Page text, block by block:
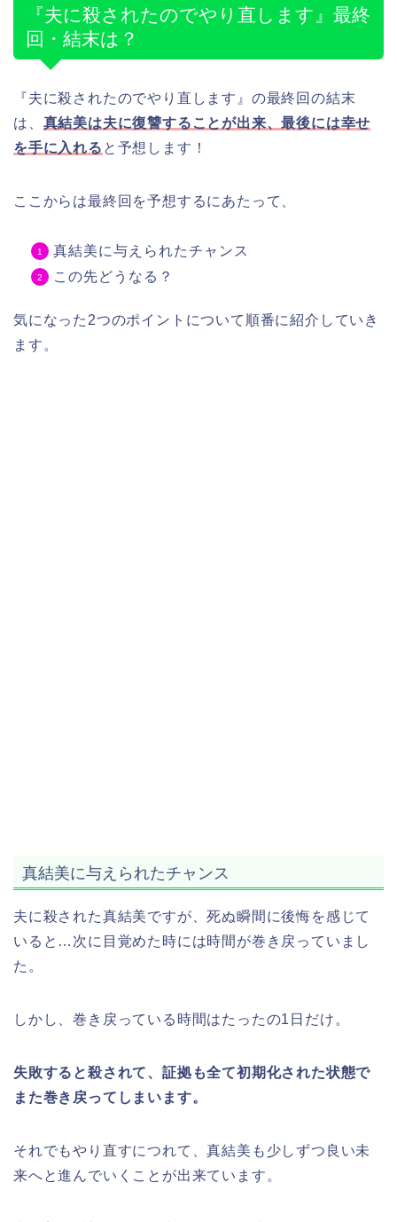
『夫に殺されたのでやり直します』最終
回・結末は？
『夫に殺されたのでやり直します』の最終回の結末
は、 真結美は夫に復讐することが出来、最後には幸せ
を手に入れる と予想します！
ここからは最終回を予想するにあたって、
真結美に与えられたチャンス
この先どうなる？
気になった2つのポイントについて順番に紹介していき
ます。
真結美に与えられたチャンス
夫に殺された真結美ですが、死ぬ瞬間に後悔を感じて
いると…次に目覚めた時には時間が巻き戻っていまし
た。
しかし、巻き戻っている時間はたったの1日だけ。
失敗すると殺されて、証拠も全て初期化された状態で
また巻き戻ってしまいます。
それでもやり直すにつれて、真結美も少しずつ良い未
来へと進んでいくことが出来ています。